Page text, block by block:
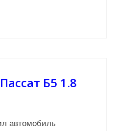
Б5 1.8
автомобиль